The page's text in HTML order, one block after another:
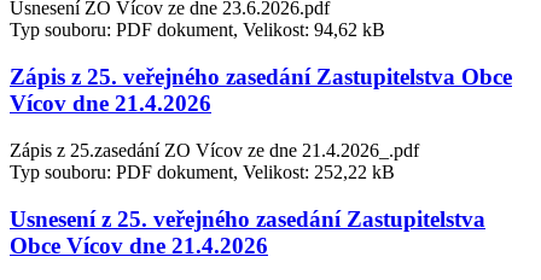
Usnesení ZO Vícov ze dne 23.6.2026.pdf
Typ souboru: PDF dokument, Velikost: 94,62 kB
Zápis z 25. veřejného zasedání Zastupitelstva Obce
Vícov dne 21.4.2026
Zápis z 25.zasedání ZO Vícov ze dne 21.4.2026_.pdf
Typ souboru: PDF dokument, Velikost: 252,22 kB
Usnesení z 25. veřejného zasedání Zastupitelstva
Obce Vícov dne 21.4.2026